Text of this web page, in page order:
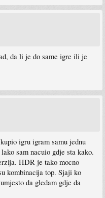
da li je do same igre ili je
igru igram samu jednu
sam nacuio gdje sta kako.
HDR je tako mocno
kombinacija top. Sjaji ko
da gledam gdje da